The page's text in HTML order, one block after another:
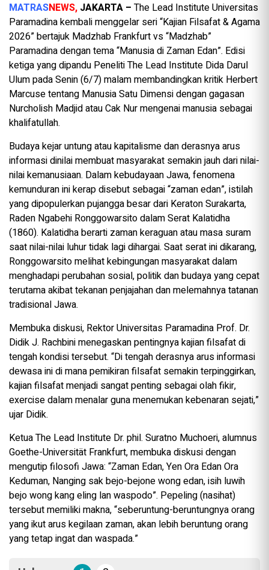
MATRASNEWS, JAKARTA – The Lead Institute Universitas
Paramadina kembali menggelar seri “Kajian Filsafat & Agama
2026” bertajuk Madzhab Frankfurt vs “Madzhab”
Paramadina dengan tema “Manusia di Zaman Edan”. Edisi
ketiga yang dipandu Peneliti The Lead Institute Dida Darul
Ulum pada Senin (6/7) malam membandingkan kritik Herbert
Marcuse tentang Manusia Satu Dimensi dengan gagasan
Nurcholish Madjid atau Cak Nur mengenai manusia sebagai
khalifatullah.
Budaya kejar untung atau kapitalisme dan derasnya arus
informasi dinilai membuat masyarakat semakin jauh dari nilai-
nilai kemanusiaan. Dalam kebudayaan Jawa, fenomena
kemunduran ini kerap disebut sebagai “zaman edan”, istilah
yang dipopulerkan pujangga besar dari Keraton Surakarta,
Raden Ngabehi Ronggowarsito dalam Serat Kalatidha
(1860). Kalatidha berarti zaman keraguan atau masa suram
saat nilai-nilai luhur tidak lagi dihargai. Saat serat ini dikarang,
Ronggowarsito melihat kebingungan masyarakat dalam
menghadapi perubahan sosial, politik dan budaya yang cepat
terutama akibat tekanan penjajahan dan melemahnya tatanan
tradisional Jawa.
Membuka diskusi, Rektor Universitas Paramadina Prof. Dr.
Didik J. Rachbini menegaskan pentingnya kajian filsafat di
tengah kondisi tersebut. “Di tengah derasnya arus informasi
dewasa ini di mana pemikiran filsafat semakin terpinggirkan,
kajian filsafat menjadi sangat penting sebagai olah fikir,
exercise dalam menalar guna menemukan kebenaran sejati,”
ujar Didik.
Ketua The Lead Institute Dr. phil. Suratno Muchoeri, alumnus
Goethe-Universität Frankfurt, membuka diskusi dengan
mengutip filosofi Jawa: “Zaman Edan, Yen Ora Edan Ora
Keduman, Nanging sak bejo-bejone wong edan, isih luwih
bejo wong kang eling lan waspodo”. Pepeling (nasihat)
tersebut memiliki makna, “seberuntung-beruntungnya orang
yang ikut arus kegilaan zaman, akan lebih beruntung orang
yang tetap ingat dan waspada.”